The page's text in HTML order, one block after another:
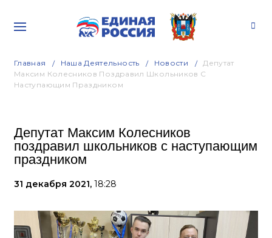
Главная Наша Деятельность Новости
Депутат
Максим Колесников Поздравил Школьников С
Наступающим Праздником
Депутат Максим Колесников
поздравил школьников с наступающим
праздником
31 декабря 2021, 18:28